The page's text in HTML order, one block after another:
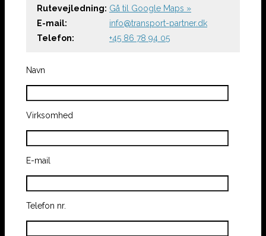
Rutevejledning: Gå til Google Maps »
E-mail:
info@transport-partner.dk
Telefon:
+45 86 78 94 05
Navn
Virksomhed
E-mail
Telefon nr.